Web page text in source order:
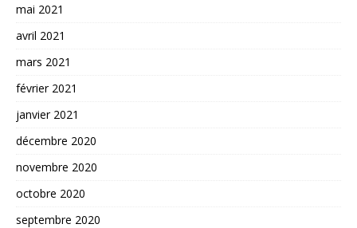
mai 2021
avril 2021
mars 2021
février 2021
janvier 2021
décembre 2020
novembre 2020
octobre 2020
septembre 2020